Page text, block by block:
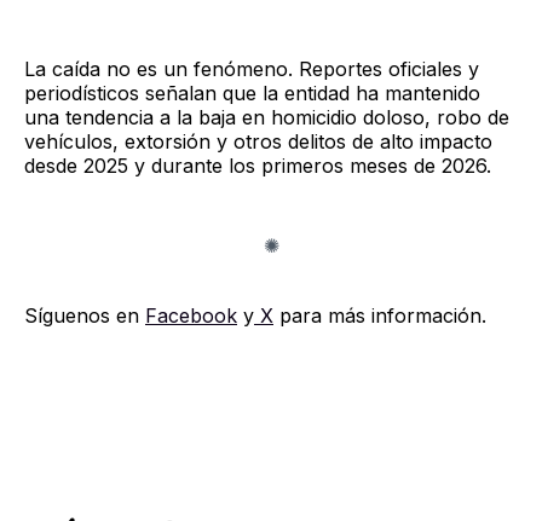
La caída no es un fenómeno. Reportes oficiales y
periodísticos señalan que la entidad ha mantenido
una tendencia a la baja en homicidio doloso, robo de
vehículos, extorsión y otros delitos de alto impacto
desde 2025 y durante los primeros meses de 2026.
Síguenos en Facebook y X para más información.